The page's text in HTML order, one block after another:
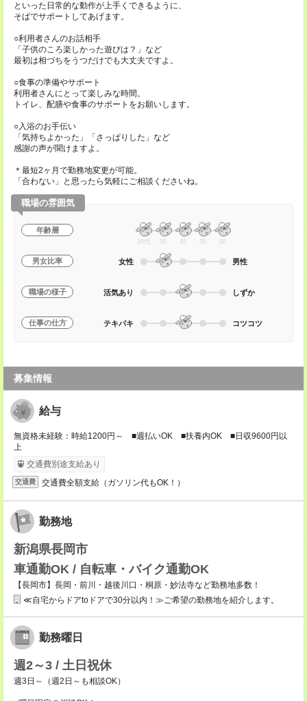
といった日常的な動作が上手くできるように、
そばでサポートしてあげます。
○利用者さんのお話相手
「子供のころ楽しかった遊びは？」など
最初は相づちをうつだけでも大丈夫ですよ。
○食事の準備やサポート
利用者さんにとって楽しみな時間。
トイレ、配膳や食事のサポートをお願いします。
○入浴のお手伝い
「気持ちよかった」「さっぱりした」など
感謝の声が聞けますよ。
＊最短2ヶ月で勤務地変更が可能。
「合わない」と思ったら気軽にご相談くださいね。
職場の雰囲気
年齢層
20代 30 40 50 60
男女比率 女性 男性
職場の様子 活気あり しずか
仕事の仕方 テキパキ コツコツ
募集情報
給与
無資格未経験：時給1200円～ ■週払いOK ■扶養内OK ■日収9600円以
上
交通費別途支給あり
交通費 交通費全額支給（ガソリン代もOK！）
勤務地
新潟県長岡市
車通勤OK / 自転車・バイク通勤OK
【長岡市】長岡・前川・越後川口・桐原・妙法寺など勤務地多数！
≪自宅からドアtoドアで30分以内！≫ご希望の勤務地を紹介します。
勤務曜日
週2～3 / 土日祝休
週3日～（週2日～も相談OK）